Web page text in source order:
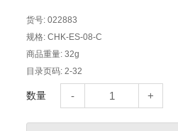
货号: 022883
规格: CHK-ES-08-C
商品重量: 32g
目录页码: 2-32
数量